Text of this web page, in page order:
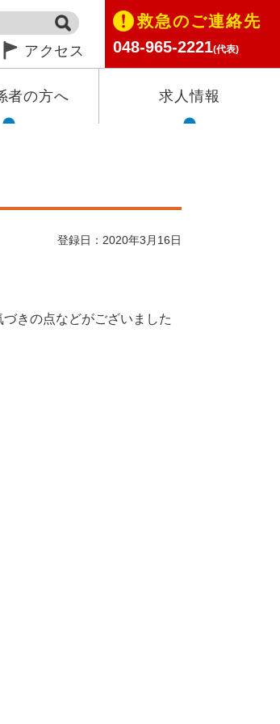
アクセス
救急のご連絡先
048-965-2221(代表)
者の方へ 求人情報
登録日：2020年3月16日
きの点などがございました